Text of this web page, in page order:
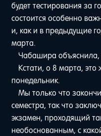
будет тестирования за
состоится особенно
и, как и в предыдущие
марта.
Чабашира объяснила,
Кстати, о 8 марта,
понедельник.
Мы только что
семестра, так что
экзамен, проходящий
необоснованным, с